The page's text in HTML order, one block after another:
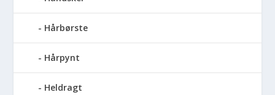
Hårbørste
Hårpynt
Heldragt